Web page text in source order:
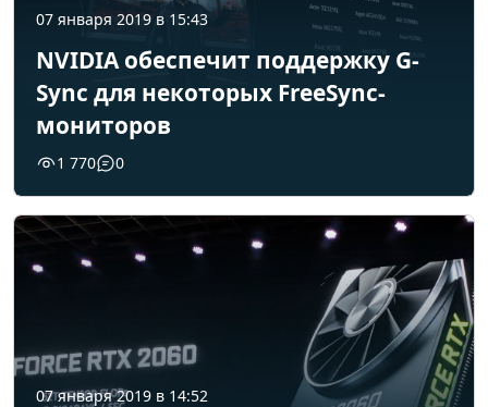
07 января 2019 в 15:43
NVIDIA обеспечит поддержку G-
Sync для некоторых FreeSync-
мониторов
1 770 0
07 января 2019 в 14:52